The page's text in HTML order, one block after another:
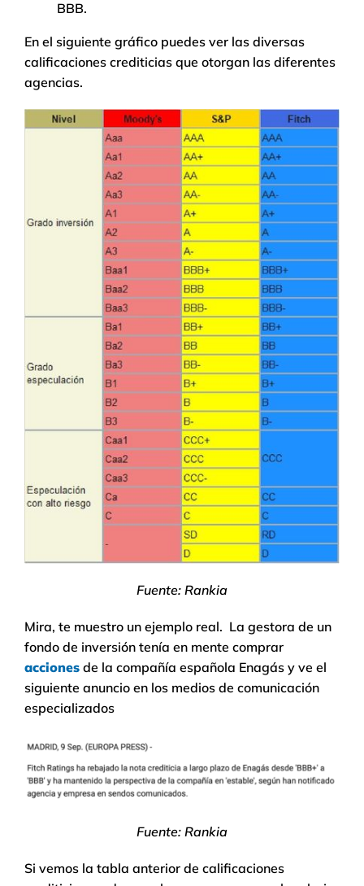
BBB.
En el siguiente gráfico puedes ver las diversas
calificaciones crediticias que otorgan las diferentes
agencias.
Fuente: Rankia
Mira, te muestro un ejemplo real. La gestora de un
fondo de inversión tenía en mente comprar
acciones de la compañía española Enagás y ve el
siguiente anuncio en los medios de comunicación
especializados
Fuente: Rankia
Si vemos la tabla anterior de calificaciones